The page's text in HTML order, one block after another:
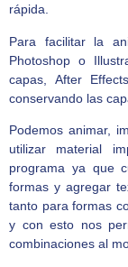
rápida.
Para facilitar la
Photoshop o
capas, After
conservando las
Podemos animar,
utilizar material
programa ya que
formas y agregar
tanto para formas
y con esto nos
combinaciones al